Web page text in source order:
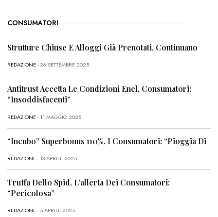
CONSUMATORI
Strutture Chiuse E Alloggi Già Prenotati, Continuano
REDAZIONE- 26 SETTEMBRE 2025
Antitrust Accetta Le Condizioni Enel, Consumatori:
“Insoddisfacenti”
REDAZIONE- 11 MAGGIO 2025
“Incubo” Superbonus 110%, I Consumatori: “Pioggia Di
REDAZIONE- 13 APRILE 2025
Truffa Dello Spid, L’allerta Dei Consumatori:
“Pericolosa”
REDAZIONE- 5 APRILE 2025